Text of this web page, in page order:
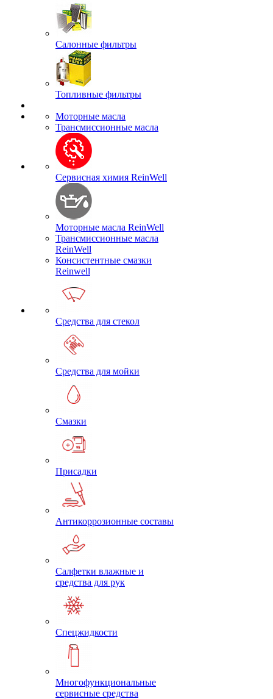
Салонные фильтры
Топливные фильтры
Моторные масла
Трансмиссионные масла
Сервисная химия ReinWell
Моторные масла ReinWell
Трансмиссионные масла
ReinWell
Консистентные смазки
Reinwell
Средства для стекол
Средства для мойки
Смазки
Присадки
Антикоррозионные составы
Салфетки влажные и
средства для рук
Спецжидкости
Многофункциональные
сервисные средства